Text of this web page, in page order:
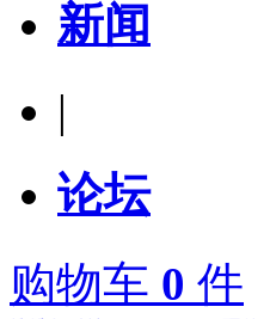
新闻
|
论坛
购物车 0 件